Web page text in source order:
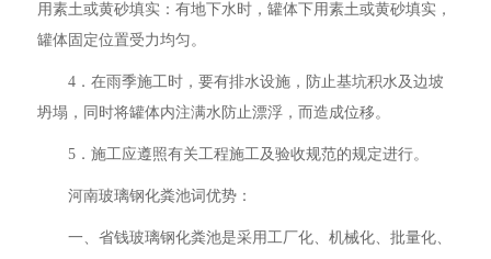
用素土或黄砂填实：有地下水时，罐体下用素土或黄砂填实，
罐体固定位置受力均匀。
4．在雨季施工时，要有排水设施，防止基坑积水及边坡
坍塌，同时将罐体内注满水防止漂浮，而造成位移。
5．施工应遵照有关工程施工及验收规范的规定进行。
河南玻璃钢化粪池词优势：
一、省钱玻璃钢化粪池是采用工厂化、机械化、批量化、